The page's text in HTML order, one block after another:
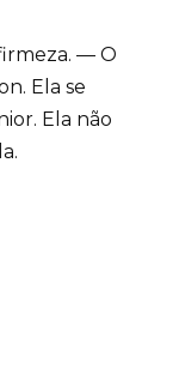
— O
Ela se
Ela não